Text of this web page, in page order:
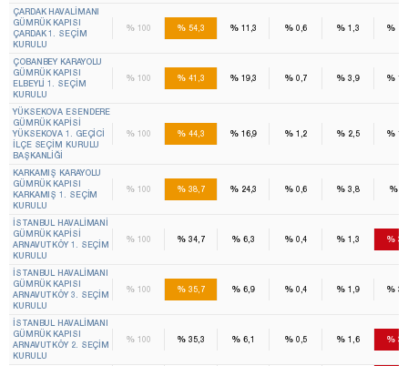
ÇARDAK HAVALIMANI
GÜMRÜK KAPISI
ÇARDAK 1. SEÇIM
KURULU
% 100 % 54,3 %11,3 %0,6 % 1,3 %
ÇOBANBEY KARAYOLU
GÜMRÜK KAPISI
ELBEYLI 1. SEÇIM
KURULU
% 100 % 41,3 %19,3 %0,7 % 3,9 %
YÜKSEKOVA ESENDERE
GÜMRÜK KAPISI
YÜKSEKOVA 1. GEÇICI
İLÇE SEÇIM KURULU
BAŞKANLIĞI
% 100 % 44,3 %16,9 %1,2 % 2,5 %
KARKAMIŞ KARAYOLU
GÜMRÜK KAPISI
KARKAMIŞ 1. SEÇIM
KURULU
% 100 % 38,7 %24,3 %0,6 % 3,8 %
İSTANBUL HAVALIMANI
GÜMRÜK KAPISI
ARNAVUTKÖY 1. SEÇIM
KURULU
% 100 % 34,7 % 6,3 %0,4 % 1,3 %
İSTANBUL HAVALIMANI
GÜMRÜK KAPISI
ARNAVUTKÖY 3. SEÇIM
KURULU
% 100 % 35,7 % 6,9 %0,4 % 1,9 %
İSTANBUL HAVALIMANI
GÜMRÜK KAPISI
ARNAVUTKÖY 2. SEÇIM
KURULU
% 100 % 35,3 % 6,1 %0,5 % 1,6 %